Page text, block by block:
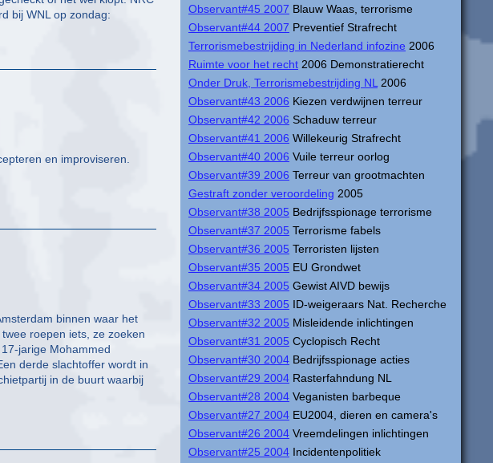
Observant#45 2007 Blauw Waas, terrorisme
Observant#44 2007 Preventief Strafrecht
Terrorismebestrijding in Nederland infozine 2006
Ruimte voor het recht 2006 Demonstratierecht
Onder Druk, Terrorismebestrijding NL 2006
Observant#43 2006 Kiezen verdwijnen terreur
Observant#42 2006 Schaduw terreur
Observant#41 2006 Willekeurig Strafrecht
Observant#40 2006 Vuile terreur oorlog
Observant#39 2006 Terreur van grootmachten
Gestraft zonder veroordeling 2005
Observant#38 2005 Bedrijfsspionage terrorisme
Observant#37 2005 Terrorisme fabels
Observant#36 2005 Terroristen lijsten
Observant#35 2005 EU Grondwet
Observant#34 2005 Gewist AIVD bewijs
Observant#33 2005 ID-weigeraars Nat. Recherche
Observant#32 2005 Misleidende inlichtingen
Observant#31 2005 Cyclopisch Recht
Observant#30 2004 Bedrijfsspionage acties
Observant#29 2004 Rasterfahndung NL
Observant#28 2004 Veganisten barbeque
Observant#27 2004 EU2004, dieren en camera's
Observant#26 2004 Vreemdelingen inlichtingen
Observant#25 2004 Incidentenpolitiek
bij WNL op zondag:
en improviseren.
binnen waar het
roepen iets, ze zoeken
jarige Mohammed
derde slachtoffer wordt in
in de buurt waarbij